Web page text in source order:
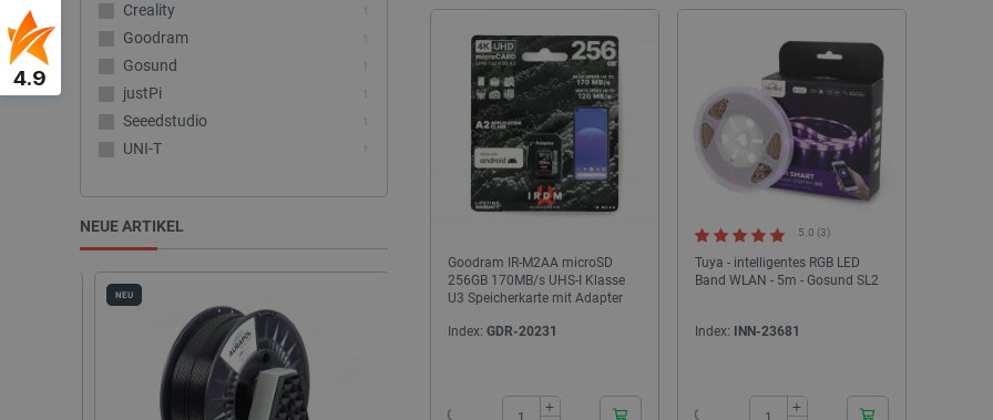
4.9
Creality
Goodram
Gosund
justPi
Seeedstudio
UNI-T
NEUE ARTIKEL
NEU
Goodram IR-M2AA microSD
256GB 170MB/s UHS-I Klasse
U3 Speicherkarte mit Adapter
Index: GDR-20231
+
Tuya - intelligentes RGB LED
Band WLAN - 5m - Gosund SL2
5.0 (3)
Index: INN-23681
+